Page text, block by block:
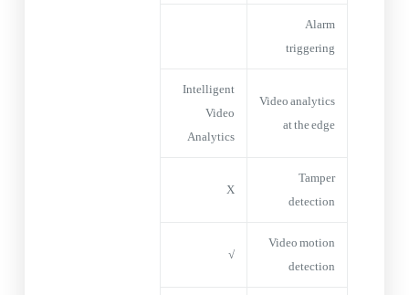
Alarm
triggering
Video analytics
at the edge
Intelligent
Video
Analytics
Tamper
detection
X
Video motion
detection
√